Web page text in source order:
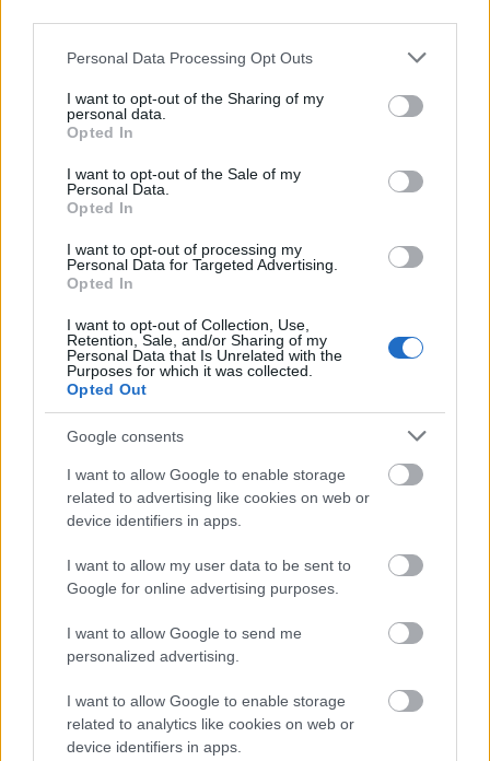
Please note that this website/app uses one or more Google
not limited to your visit or usage behaviour. You may click to
grant or deny consent to Google and its third-party tags to
use your data for below specified purposes in below Google
consent section.
Personal Data Processing Opt Outs
I want to opt-out of the Sharing of my
personal data.
Opted In
I want to opt-out of the Sale of my
Personal Data.
Opted In
I want to opt-out of processing my
Personal Data for Targeted Advertising.
Opted In
I want to opt-out of Collection, Use,
Retention, Sale, and/or Sharing of my
Personal Data that Is Unrelated with the
Purposes for which it was collected.
Opted Out
Google consents
I want to allow Google to enable storage
related to advertising like cookies on web or
device identifiers in apps.
I want to allow my user data to be sent to
Google for online advertising purposes.
I want to allow Google to send me
personalized advertising.
I want to allow Google to enable storage
related to analytics like cookies on web or
device identifiers in apps.
Mindennapi Alinsky-nk IX. - "Szerettem fogdában
Mindennapi Alinsky-nk VIII. - "Nem találtak el, és én sem őket,
amikor visszalőttem, bazmeg"
Mindennapi Alinsky-nk V. - A radikálisok 12 szabálya
Mindennapi Alinsky-nk IV. - Ne félj a konfliktustól
Mindennapi Alinsky-nk III. - A rettegett szarósztrájk
Mindennapi Alinsky-nk II. - Az meg ki?
Mindennapi Alinsky-nk I. - A 4K! és Alinsky
Címkék:közösségi fent alinsky
Ajánlott bejegyzések: